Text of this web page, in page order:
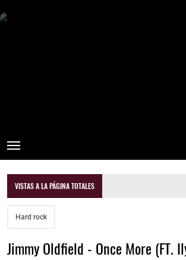
VISTAS A LA PÁGINA TOTALES
Hard rock
Jimmy Oldfield - Once More (FT.